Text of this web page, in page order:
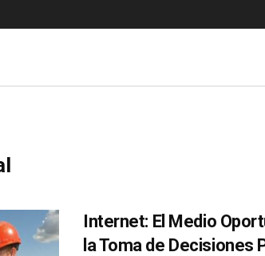
Internet: El Medio
la Toma de Decisiones